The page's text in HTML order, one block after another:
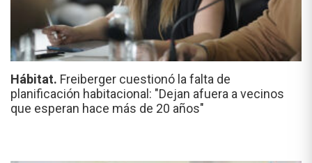
Hábitat. Freiberger cuestionó la falta de
planificación habitacional: "Dejan afuera a vecinos
que esperan hace más de 20 años"